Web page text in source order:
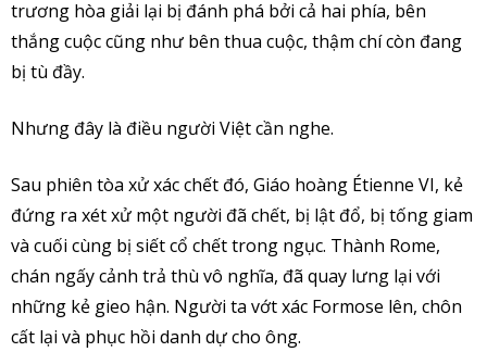
trương hòa giải lại bị đánh phá bởi cả hai phía, bên
thắng cuộc cũng như bên thua cuộc, thậm chí còn đang
bị tù đầy.
Nhưng đây là điều người Việt cần nghe.
Sau phiên tòa xử xác chết đó, Giáo hoàng Étienne VI, kẻ
đứng ra xét xử một người đã chết, bị lật đổ, bị tống giam
và cuối cùng bị siết cổ chết trong ngục. Thành Rome,
chán ngấy cảnh trả thù vô nghĩa, đã quay lưng lại với
những kẻ gieo hận. Người ta vớt xác Formose lên, chôn
cất lại và phục hồi danh dự cho ông.